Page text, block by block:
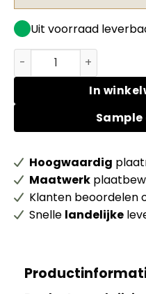
Uit voorraad
Arpa HPL BLOOM 0622
In
Hoogwaardig
Maatwerk
Klanten beoordelen
Snelle landelijke